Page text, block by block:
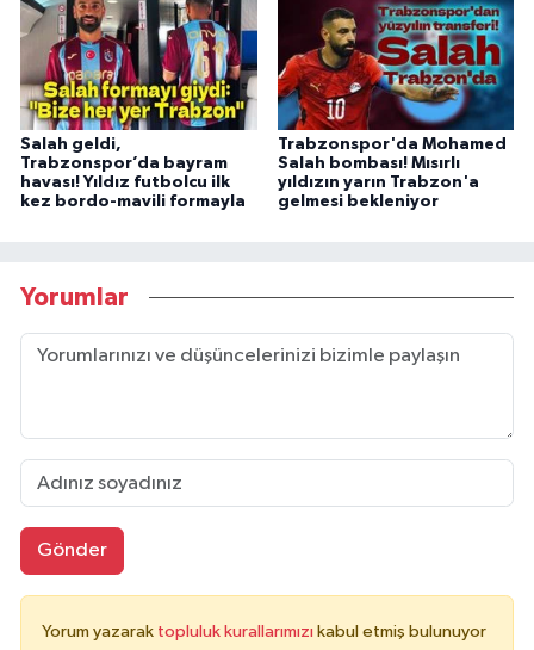
Salah geldi,
Trabzonspor’da bayram
havası! Yıldız futbolcu ilk
kez bordo-mavili formayla
Trabzonspor'da Mohamed
Salah bombası! Mısırlı
yıldızın yarın Trabzon'a
gelmesi bekleniyor
Yorumlar
Gönder
Yorum yazarak topluluk kurallarımızı kabul etmiş bulunuyor